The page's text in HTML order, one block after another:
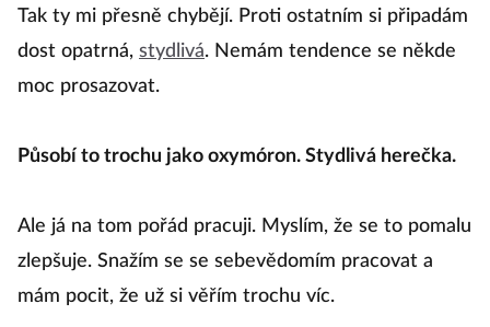
Tak ty mi přesně chybějí. Proti ostatním si připadám
dost opatrná, stydlivá. Nemám tendence se někde
moc prosazovat.
Působí to trochu jako oxymóron. Stydlivá herečka.
Ale já na tom pořád pracuji. Myslím, že se to pomalu
zlepšuje. Snažím se se sebevědomím pracovat a
mám pocit, že už si věřím trochu víc.